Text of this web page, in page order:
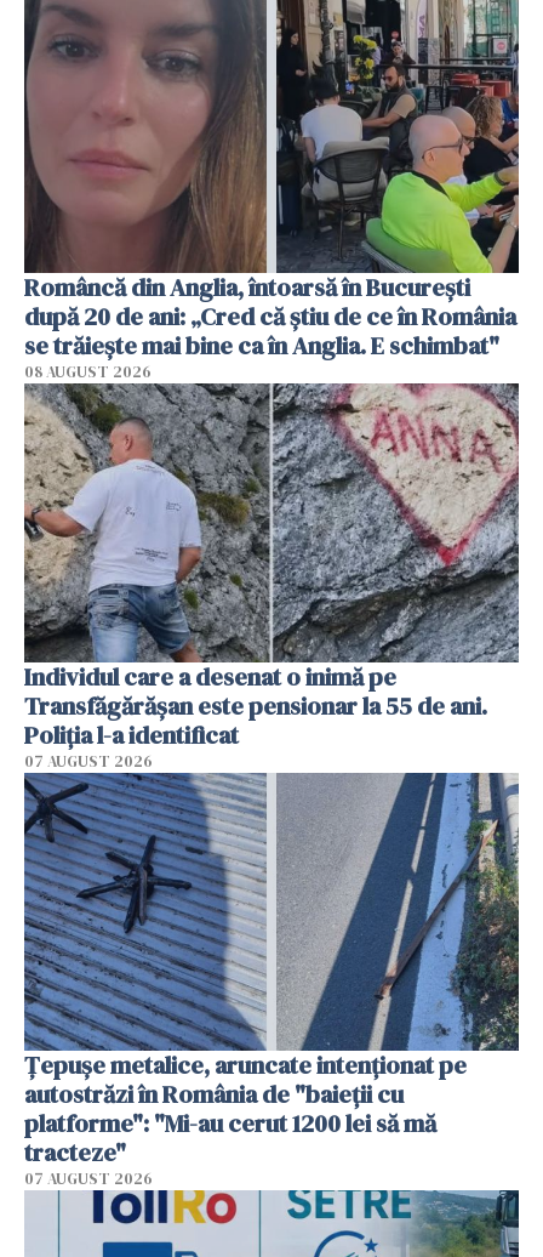
Româncă din Anglia, întoarsă în București
după 20 de ani: „Cred că știu de ce în România
se trăiește mai bine ca în Anglia. E schimbat"
08 AUGUST 2026
Individul care a desenat o inimă pe
Transfăgărășan este pensionar la 55 de ani.
Poliția l-a identificat
07 AUGUST 2026
Țepușe metalice, aruncate intenționat pe
autostrăzi în România de "baieții cu
platforme": "Mi-au cerut 1200 lei să mă
tracteze"
07 AUGUST 2026